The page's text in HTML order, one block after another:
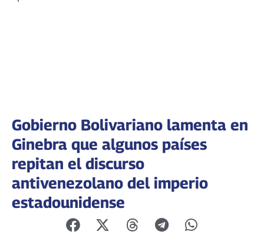
Gobierno Bolivariano lamenta en
Ginebra que algunos países
repitan el discurso
antivenezolano del imperio
estadounidense